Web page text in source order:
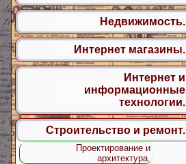
Недвижимость.
Интернет магазины.
Интернет и
информационные
технологии.
Строительство и ремонт.
Проектирование и
архитектура.